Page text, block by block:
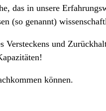
das in unsere
(so genannt)
und
können.